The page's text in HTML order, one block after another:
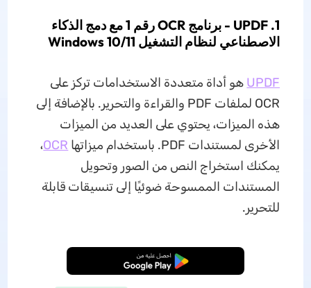
1. UPDF - برنامج OCR رقم 1 مع دمج الذكاء
الاصطناعي لنظام التشغيل Windows 10/11
UPDF هو أداة متعددة الاستخدامات تركز على
OCR لملفات PDF والقراءة والتحرير. بالإضافة إلى
هذه الميزات، يحتوي على العديد من الميزات
الأخرى لمستندات PDF. باستخدام ميزاتها
OCR،
يمكنك استخراج النص من الصور وتحويل
المستندات الممسوحة ضوئيًا إلى تنسيقات قابلة
للتحرير.
تنزيل مجاني